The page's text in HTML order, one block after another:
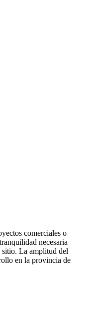
comerciales o
necesaria
sitio. La amplitud del
en la provincia de